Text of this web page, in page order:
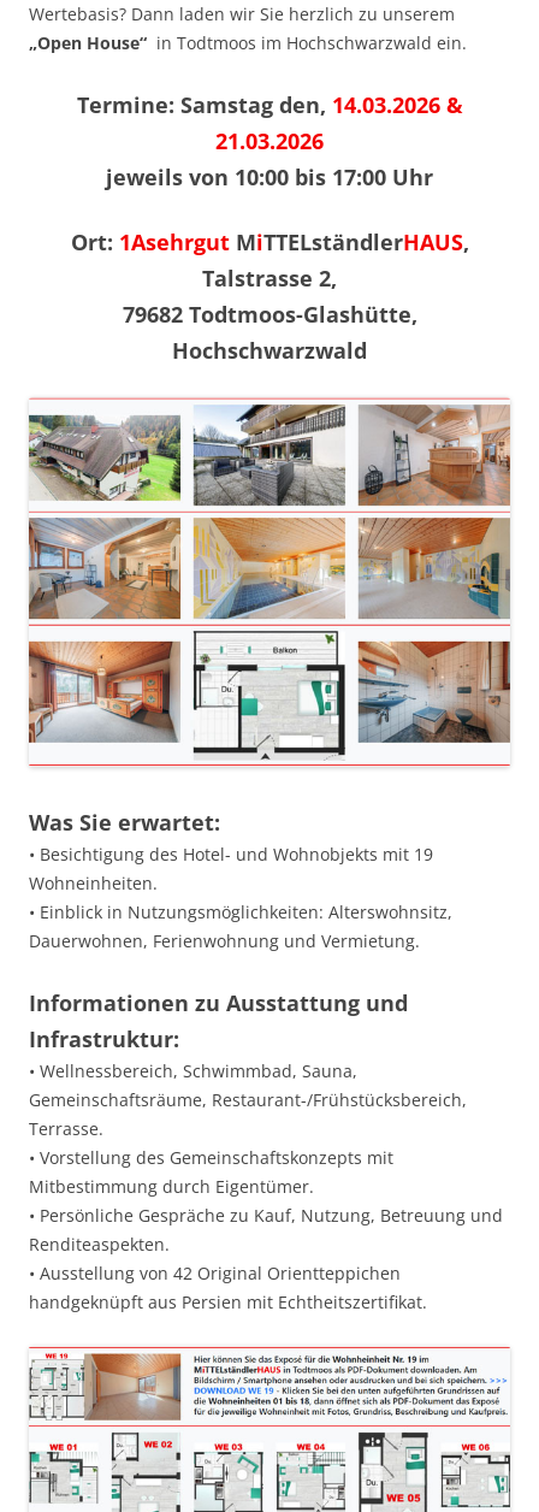
Wertebasis? Dann laden wir Sie herzlich zu unserem
„Open House“ in Todtmoos im Hochschwarzwald ein.
Termine: Samstag den, 14.03.2026 &
21.03.2026
jeweils von 10:00 bis 17:00 Uhr
Ort: 1AsehrgutMiTTELständlerHAUS,
Talstrasse 2,
79682 Todtmoos-Glashütte,
Hochschwarzwald
Was Sie erwartet:
• Besichtigung des Hotel- und Wohnobjekts mit 19
Wohneinheiten.
• Einblick in Nutzungsmöglichkeiten: Alterswohnsitz,
Dauerwohnen, Ferienwohnung und Vermietung.
Informationen zu Ausstattung und
Infrastruktur:
• Wellnessbereich, Schwimmbad, Sauna,
Gemeinschaftsräume, Restaurant-/Frühstücksbereich,
Terrasse.
• Vorstellung des Gemeinschaftskonzepts mit
Mitbestimmung durch Eigentümer.
• Persönliche Gespräche zu Kauf, Nutzung, Betreuung und
Renditeaspekten.
• Ausstellung von 42 Original Orientteppichen
handgeknüpft aus Persien mit Echtheitszertifikat.